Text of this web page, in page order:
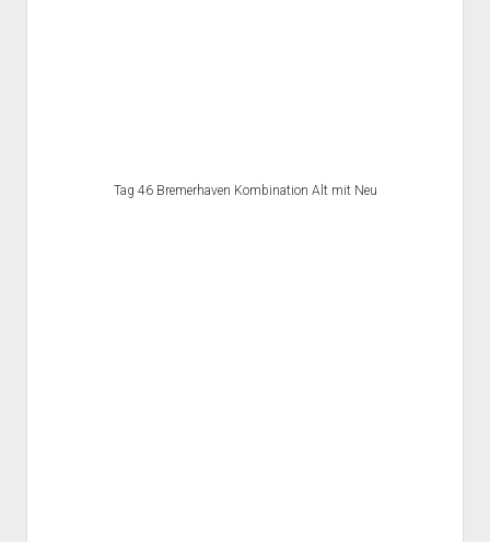
Tag 46 Bremerhaven Kombination Alt mit Neu